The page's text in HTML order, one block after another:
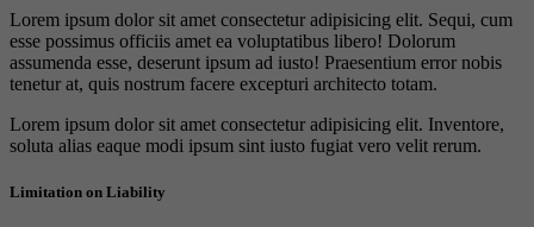
Lorem ipsum dolor sit amet consectetur adipisicing elit. Sequi, cum
esse possimus officiis amet ea voluptatibus libero! Dolorum
assumenda esse, deserunt ipsum ad iusto! Praesentium error nobis
tenetur at, quis nostrum facere excepturi architecto totam.
Lorem ipsum dolor sit amet consectetur adipisicing elit. Inventore,
soluta alias eaque modi ipsum sint iusto fugiat vero velit rerum.
Limitation on Liability